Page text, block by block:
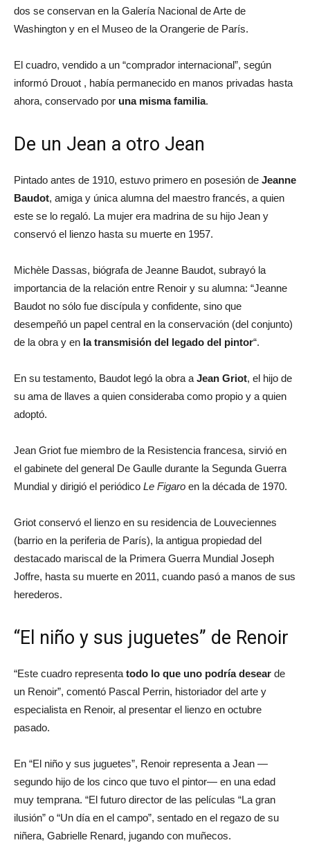
dos se conservan en la Galería Nacional de Arte de
Washington y en el Museo de la Orangerie de París.
El cuadro, vendido a un “comprador internacional”, según
informó Drouot , había permanecido en manos privadas hasta
ahora, conservado por una misma familia.
De un Jean a otro Jean
Pintado antes de 1910, estuvo primero en posesión de Jeanne
Baudot, amiga y única alumna del maestro francés, a quien
este se lo regaló. La mujer era madrina de su hijo Jean y
conservó el lienzo hasta su muerte en 1957.
Michèle Dassas, biógrafa de Jeanne Baudot, subrayó la
importancia de la relación entre Renoir y su alumna: “Jeanne
Baudot no sólo fue discípula y confidente, sino que
desempeñó un papel central en la conservación (del conjunto)
de la obra y en la transmisión del legado del pintor“.
En su testamento, Baudot legó la obra a Jean Griot, el hijo de
su ama de llaves a quien consideraba como propio y a quien
adoptó.
Jean Griot fue miembro de la Resistencia francesa, sirvió en
el gabinete del general De Gaulle durante la Segunda Guerra
Mundial y dirigió el periódico Le Figaro en la década de 1970.
Griot conservó el lienzo en su residencia de Louveciennes
(barrio en la periferia de París), la antigua propiedad del
destacado mariscal de la Primera Guerra Mundial Joseph
Joffre, hasta su muerte en 2011, cuando pasó a manos de sus
herederos.
“El niño y sus juguetes” de Renoir
“Este cuadro representa todo lo que uno podría desear de
un Renoir”, comentó Pascal Perrin, historiador del arte y
especialista en Renoir, al presentar el lienzo en octubre
pasado.
En “El niño y sus juguetes”, Renoir representa a Jean —
segundo hijo de los cinco que tuvo el pintor— en una edad
muy temprana. “El futuro director de las películas “La gran
ilusión” o “Un día en el campo”, sentado en el regazo de su
niñera, Gabrielle Renard, jugando con muñecos.